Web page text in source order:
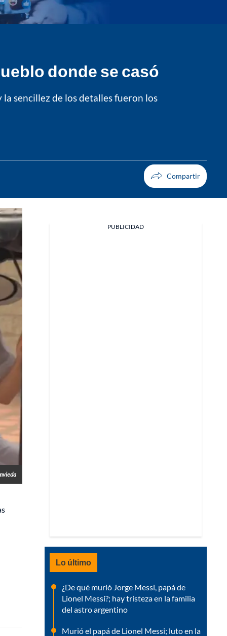
donde se casó
sencillez de los detalles fueron los
PUBLICIDAD
Lo último
¿De qué murió Jorge Messi, papá de
Lionel Messi?; hay tristeza en la familia
del astro argentino
Murió el papá de Lionel Messi; luto en la